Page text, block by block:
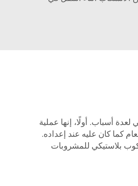
أسباب. أولًا، إنها عملية
كما كان عليه عند إعداده.
بلاستيكي للمشروبات